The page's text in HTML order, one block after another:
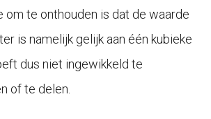
om te onthouden is dat de waarde
is namelijk gelijk aan één kubieke
dus niet ingewikkeld te
of te delen.